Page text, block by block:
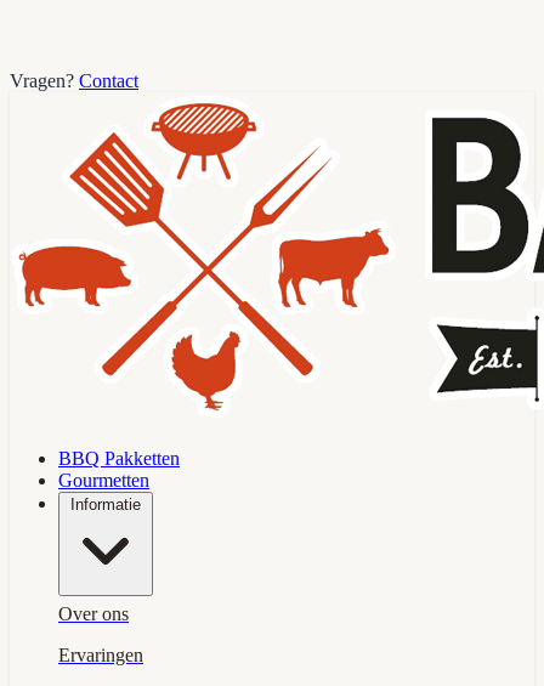
Vragen? Contact
BBQ Pakketten
Gourmetten
Informatie
Over ons
Ervaringen